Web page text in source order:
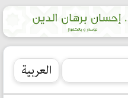
العربیة